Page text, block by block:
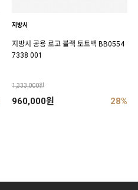
지방시
지방시 공용 로고 블랙 토트백 BB0554
7338 001
1,333,000원
960,000원 28%